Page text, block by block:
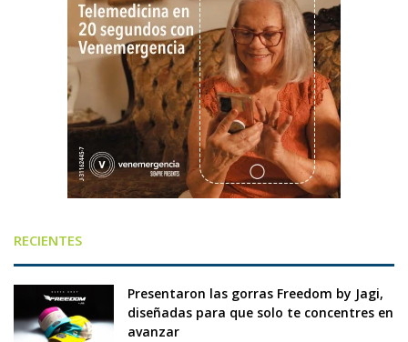
RECIENTES
Presentaron las gorras Freedom by Jagi,
diseñadas para que solo te concentres en
avanzar